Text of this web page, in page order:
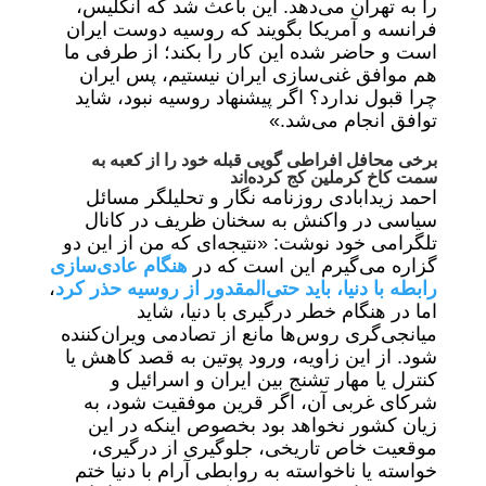
را به تهران می‌دهد. این باعث شد که انگلیس،
فرانسه و آمریکا بگویند که روسیه دوست ایران
است و حاضر شده این کار را بکند؛ از طرفی ما
هم موافق غنی‌سازی ایران نیستیم، پس ایران
چرا قبول ندارد؟ اگر پیشنهاد روسیه نبود، شاید
توافق انجام می‌شد.»
برخی محافل افراطی گویی قبله خود را از کعبه به
سمت کاخ کرملین کج کرده‌اند
احمد زیدابادی روزنامه نگار و تحلیلگر مسائل
سیاسی در واکنش به سخنان ظریف در کانال
تلگرامی خود نوشت: «نتیجه‌ای که من از این دو
گزاره می‌گیرم این است که در هنگام عادی‌سازی
رابطه با دنیا، باید حتی‌المقدور از روسیه حذر کرد،
اما در هنگام خطر درگیری با دنیا، شاید
میانجی‌گری روس‌ها مانع از تصادمی ویران‌کننده
شود. از این زاویه، ورود پوتین به قصد کاهش یا
کنترل یا مهار تشنج بین ایران و اسرائیل و
شرکای غربی آن، اگر قرین موفقیت شود، به
زیان کشور نخواهد بود بخصوص اینکه در این
موقعیت خاص تاریخی، جلوگیری از درگیری،
خواسته یا ناخواسته به روابطی آرام با دنیا ختم